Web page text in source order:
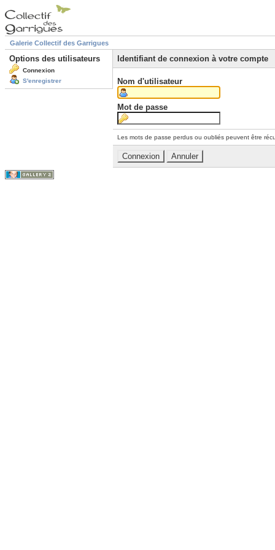
Galerie Collectif des Garrigues
Options des utilisateurs
Connexion
S'enregistrer
Identifiant de connexion à votre compte
Nom d'utilisateur
Mot de passe
Les mots de passe perdus ou oubliés peuvent être